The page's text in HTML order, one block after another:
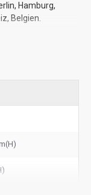
Hamburg,
Belgien.